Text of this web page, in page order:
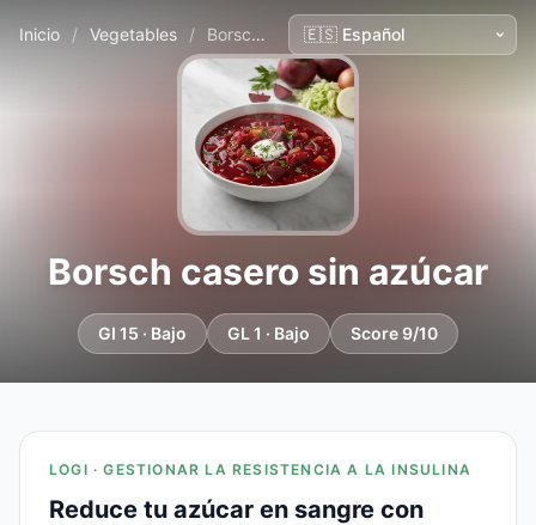
Inicio / Vegetables / Borsch casero sin azúcar
Borsch casero sin azúcar
GI 15 · Bajo GL 1 · Bajo Score 9/10
LOGI · GESTIONAR LA RESISTENCIA A LA INSULINA
Reduce tu azúcar en sangre con